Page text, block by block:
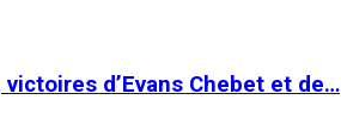
d’Evans Chebet et de…